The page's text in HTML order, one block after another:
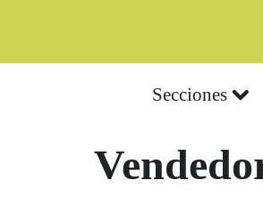
Secciones